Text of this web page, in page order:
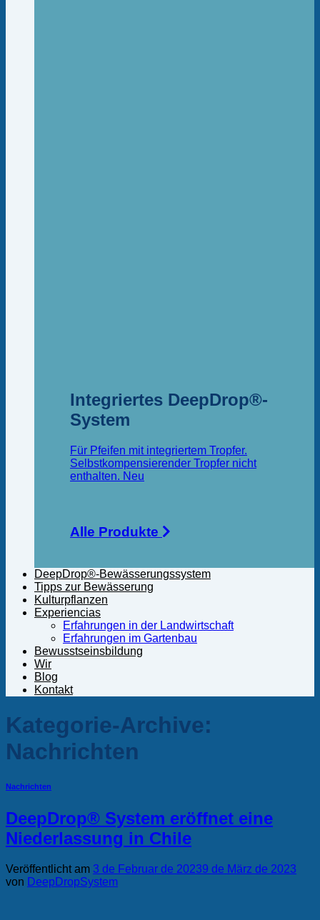
Integriertes DeepDrop®-
System
Für Pfeifen mit integriertem Tropfer.
Selbstkompensierender Tropfer nicht
enthalten.
Alle Produkte
DeepDrop®-Bewässerungssystem
Tipps zur Bewässerung
Kulturpflanzen
Experiencias
Erfahrungen in der Landwirtschaft
Erfahrungen im Gartenbau
Bewusstseinsbildung
Wir
Blog
Kontakt
Kategorie-Archive:
Nachrichten
Nachrichten
DeepDrop® System eröffnet eine
Niederlassung in Chile
Veröffentlicht am 3 de Februar de 20239 de März de 2023
von DeepDropSystem